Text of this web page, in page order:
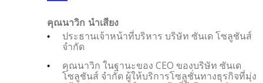
คุณนาวิก นำเสียง
ประธานเจ้าหน้าที่บริหาร บริษัท ซันเด โซลูชันส์
จำกัด
คุณนาวิก ในฐานะของ CEO ของบริษัท ซันเด
โซลูชันส์ จำกัด ผู้ให้บริการโซลูชั่นทางธุรกิจที่มุ่ง